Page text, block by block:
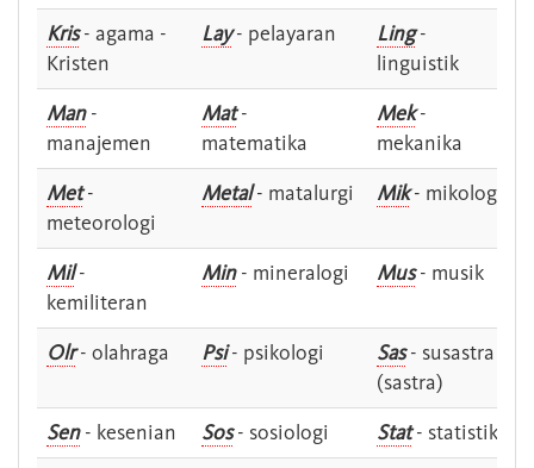
Kris- agama -
Kristen
Lay- pelayaran Ling-
linguistik
Man-
manajemen
Mat-
matematika
Mek-
mekanika
Met-
meteorologi
Metal- matalurgi Mik- mikologi
Mil-
kemiliteran
Min- mineralogi Mus- musik
Olr- olahraga Psi- psikologi Sas- susastra -
(sastra)
Sen- kesenian Sos- sosiologi Stat- statistik